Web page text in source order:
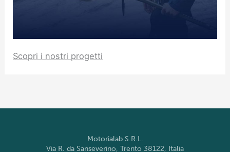
Scopri i nostri progetti
Motorialab S.R.L.
Via R. da Sanseverino, Trento 38122, Italia